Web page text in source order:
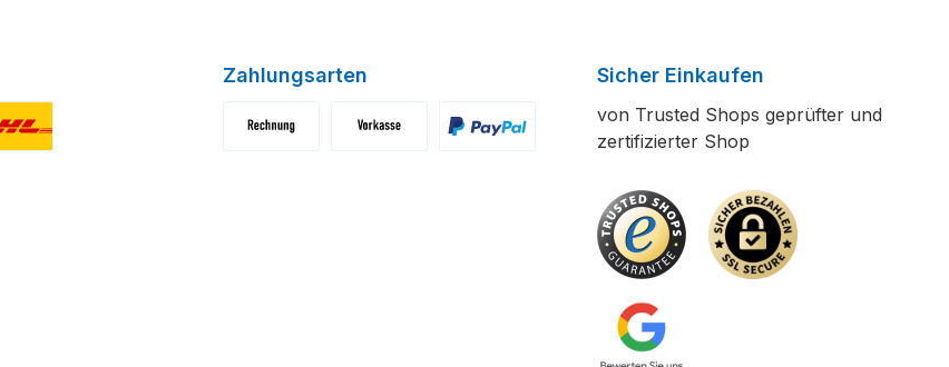
Zahlungsarten Sicher Einkaufen
von Trusted Shops geprüfter und
zertifizierter Shop